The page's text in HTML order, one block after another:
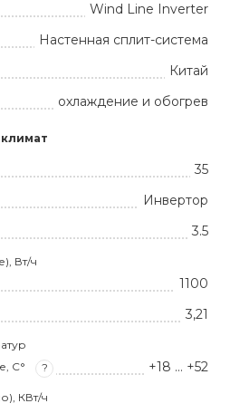
Wind Line Inverter
Настенная сплит-система
Китай
охлаждение и обогрев
35
Инвертор
3.5
Вт/ч
1100
3,21
С°
? +18 … +52
КВт/ч